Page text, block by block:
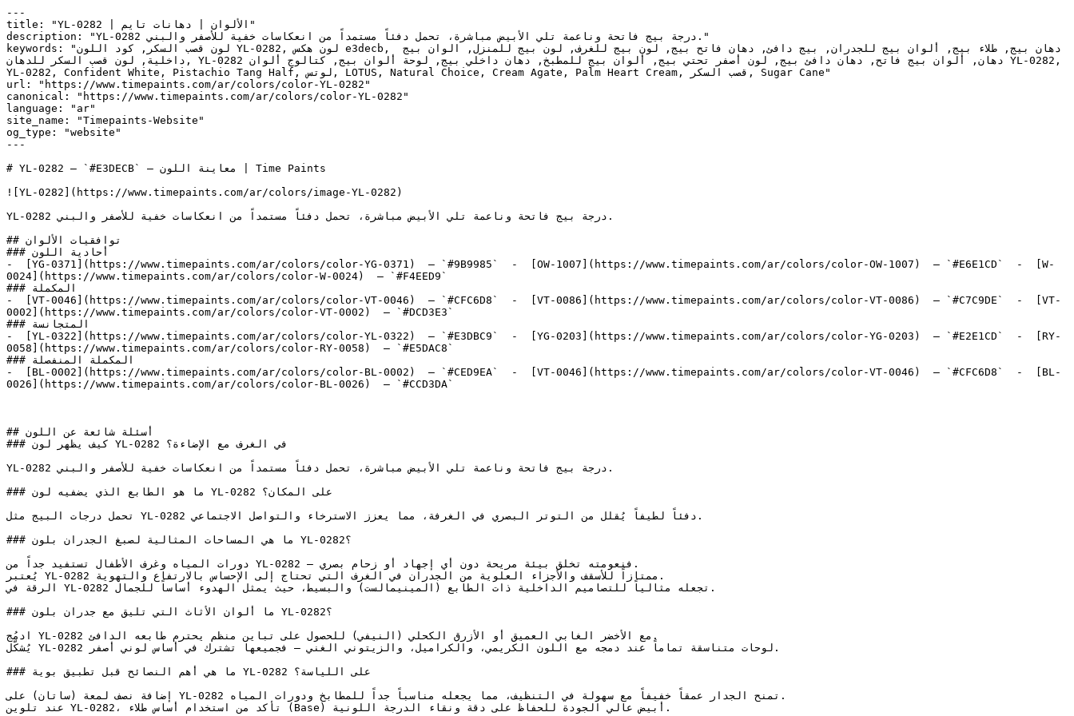
---
title: "YL-0282 | الألوان | دهانات تايم"
description: "YL-0282 درجة بيج فاتحة وناعمة تلي الأبيض مباشرة، تحمل دفئاً مستمداً من انعكاسات خفية للأصفر والبني."
keywords: "لون قصب السكر, كود اللون YL-0282, لون هكس e3decb, دهان بيج, طلاء بيج, ألوان بيج للجدران, بيج دافئ, دهان فاتح بيج, لون بيج للغرف, لون بيج للمنزل, الوان بيج
داخلية, لون قصب السكر للدهان, YL-0282 دهان, ألوان بيج فاتح, دهان دافئ بيج, لون أصفر تحتي بيج, ألوان بيج للمطبخ, دهان داخلي بيج, لوحة ألوان بيج, كتالوج ألوان YL-0282,
YL-0282, Confident White, Pistachio Tang Half, لوتس, LOTUS, Natural Choice, Cream Agate, Palm Heart Cream, قصب السكر, Sugar Cane"
url: "https://www.timepaints.com/ar/colors/color-YL-0282"
canonical: "https://www.timepaints.com/ar/colors/color-YL-0282"
language: "ar"
site_name: "Timepaints-Website"
og_type: "website"
---
# YL-0282 — `#E3DECB` — معاينة اللون | Time Paints
![YL-0282](https://www.timepaints.com/ar/colors/image-YL-0282)
YL-0282 درجة بيج فاتحة وناعمة تلي الأبيض مباشرة، تحمل دفئاً مستمداً من انعكاسات خفية للأصفر والبني.
## توافقيات الألوان
### أحادية اللون
-  [YG-0371](https://www.timepaints.com/ar/colors/color-YG-0371)  — `#9B9985`  -  [OW-1007](https://www.timepaints.com/ar/colors/color-OW-1007)  — `#E6E1CD`  -  [W-
0024](https://www.timepaints.com/ar/colors/color-W-0024)  — `#F4EED9`
### المكملة
-  [VT-0046](https://www.timepaints.com/ar/colors/color-VT-0046)  — `#CFC6D8`  -  [VT-0086](https://www.timepaints.com/ar/colors/color-VT-0086)  — `#C7C9DE`  -  [VT-
0002](https://www.timepaints.com/ar/colors/color-VT-0002)  — `#DCD3E3`
### المتجانسة
-  [YL-0322](https://www.timepaints.com/ar/colors/color-YL-0322)  — `#E3DBC9`  -  [YG-0203](https://www.timepaints.com/ar/colors/color-YG-0203)  — `#E2E1CD`  -  [RY-
0058](https://www.timepaints.com/ar/colors/color-RY-0058)  — `#E5DAC8`
### المكملة المنفصلة
-  [BL-0002](https://www.timepaints.com/ar/colors/color-BL-0002)  — `#CED9EA`  -  [VT-0046](https://www.timepaints.com/ar/colors/color-VT-0046)  — `#CFC6D8`  -  [BL-
0026](https://www.timepaints.com/ar/colors/color-BL-0026)  — `#CCD3DA`
## أسئلة شائعة عن اللون
### كيف يظهر لون YL-0282 في الغرف مع الإضاءة؟
YL-0282 درجة بيج فاتحة وناعمة تلي الأبيض مباشرة، تحمل دفئاً مستمداً من انعكاسات خفية للأصفر والبني.
### ما هو الطابع الذي يضفيه لون YL-0282 على المكان؟
تحمل درجات البيج مثل YL-0282 دفئاً لطيفاً يُقلل من التوتر البصري في الغرفة، مما يعزز الاسترخاء والتواصل الاجتماعي.
### ما هي المساحات المثالية لصبغ الجدران بلون YL-0282؟
دورات المياه وغرف الأطفال تستفيد جداً من YL-0282 — فنعومته تخلق بيئة مريحة دون أي إجهاد أو زحام بصري.
يُعتبر YL-0282 ممتازاً للأسقف والأجزاء العلوية من الجدران في الغرف التي تحتاج إلى الإحساس بالارتفاع والتهوية.
الرقة في YL-0282 تجعله مثالياً للتصاميم الداخلية ذات الطابع (المينيمالست) والبسيط، حيث يمثل الهدوء أساساً للجمال.
### ما ألوان الأثاث التي تليق مع جدران بلون YL-0282؟
ادمُج YL-0282 مع الأخضر الغابي العميق أو الأزرق الكحلي (النيفي) للحصول على تباين منظم يحترم طابعه الدافئ.
يُشكّل YL-0282 لوحات متناسقة تماماً عند دمجه مع اللون الكريمي، والكراميل، والزيتوني الغني — فجميعها تشترك في أساس لوني أصفر.
### ما هي أهم النصائح قبل تطبيق بوية YL-0282 على اللياسة؟
إضافة نصف لمعة (ساتان) على YL-0282 تمنح الجدار عمقاً خفيفاً مع سهولة في التنظيف، مما يجعله مناسباً جداً للمطابخ ودورات المياه.
عند تلوين YL-0282، تأكد من استخدام أساس طلاء (Base) أبيض عالي الجودة للحفاظ على دقة ونقاء الدرجة اللونية.